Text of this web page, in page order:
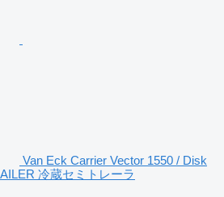
Van Eck Carrier Vector 1550 / Disk
冷蔵セミトレーラ